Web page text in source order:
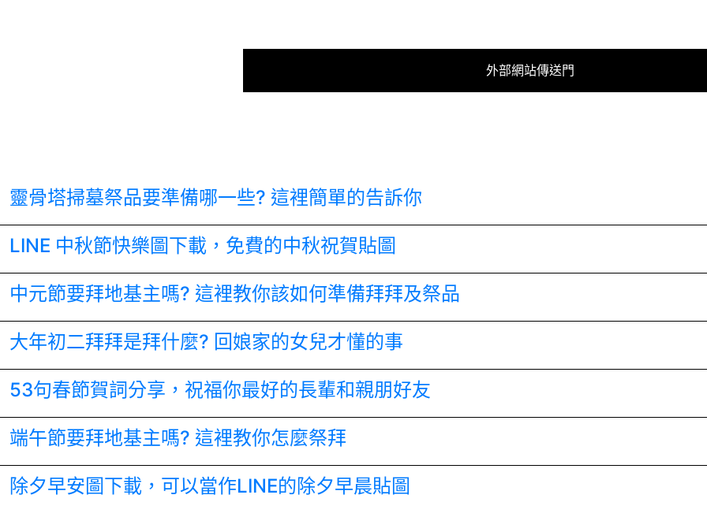
外部網站傳
靈骨塔掃墓祭品要準備哪一些? 這裡簡單的告訴你
LINE 中秋節快樂圖下載，免費的中秋祝賀貼圖
中元節要拜地基主嗎? 這裡教你該如何準備拜拜及祭品
大年初二拜拜是拜什麼? 回娘家的女兒才懂的事
53句春節賀詞分享，祝福你最好的長輩和親朋好友
端午節要拜地基主嗎? 這裡教你怎麼祭拜
除夕早安圖下載，可以當作LINE的除夕早晨貼圖